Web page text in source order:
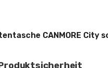
CANMORE City